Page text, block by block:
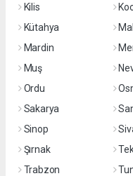
Kilis
Kütahya
Mardin
Muş
Ordu
Sakarya
Sinop
Şırnak
Trabzon